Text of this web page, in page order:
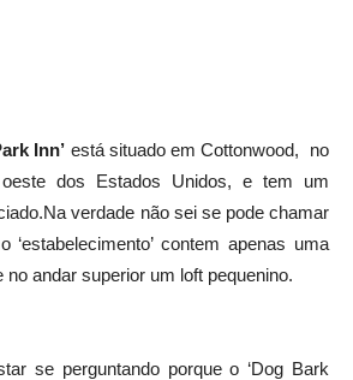
Inn’ está situado em Cottonwood, no
dos Estados Unidos, e tem um
verdade não sei se pode chamar
‘estabelecimento’ contem apenas uma
andar superior um loft pequenino.
se perguntando porque o ‘Dog Bark